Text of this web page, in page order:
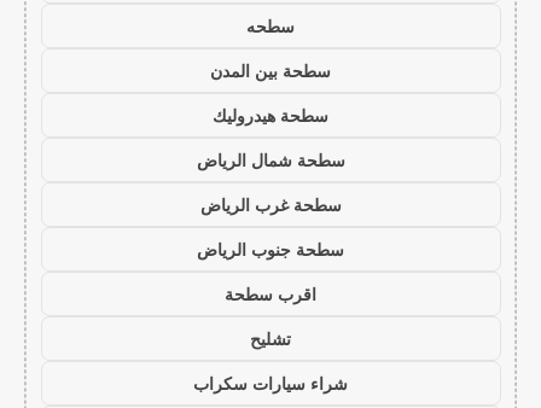
سطحه
سطحة بين المدن
سطحة هيدروليك
سطحة شمال الرياض
سطحة غرب الرياض
سطحة جنوب الرياض
اقرب سطحة
تشليح
شراء سيارات سكراب